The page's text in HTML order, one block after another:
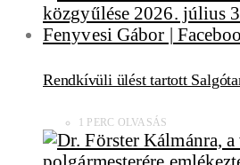
Rendkívüli ülést tartott
1 PERC OLVASÁS